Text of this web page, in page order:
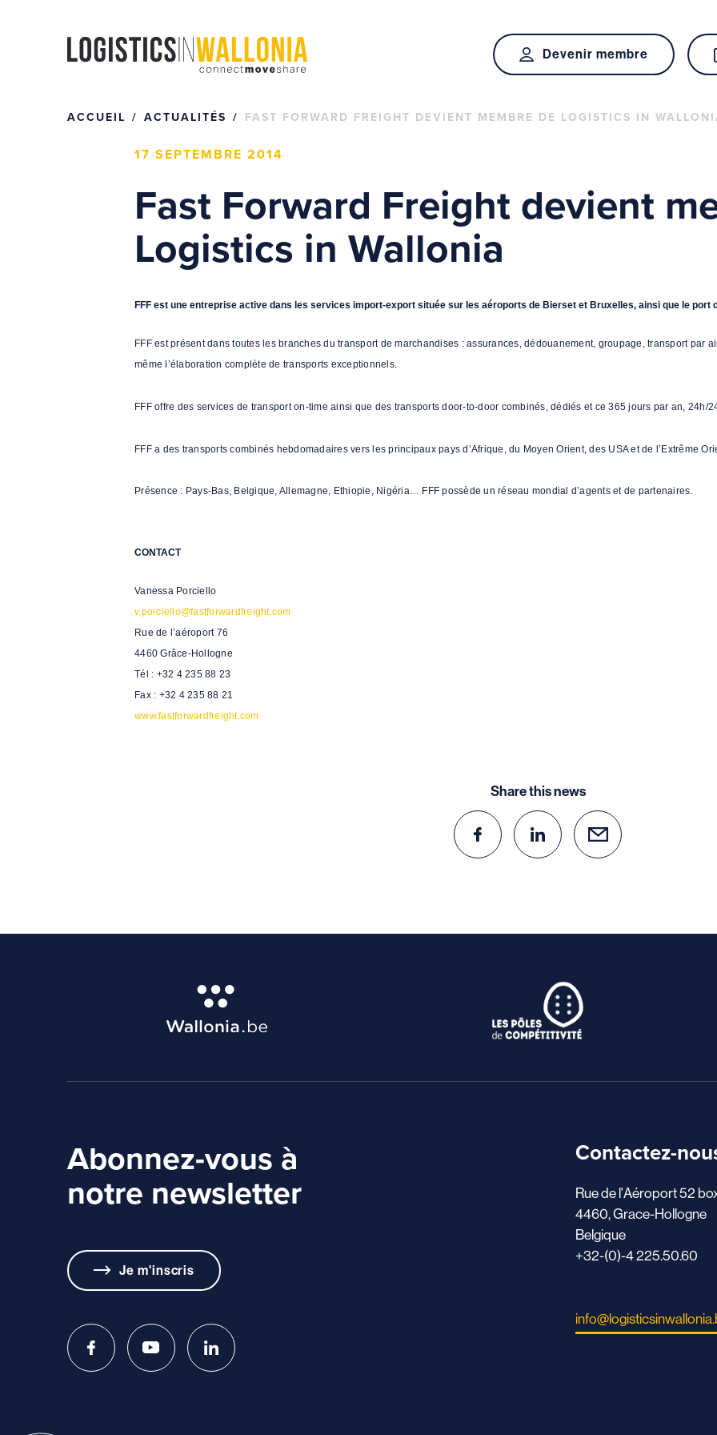
Devenir membre
ACCUEIL ACTUALITÉS FAST FORWARD FREIGHT DEVIENT MEMBRE DE LOGISTICS IN
17 SEPTEMBRE 2014
Fast Forward Freight devient
Logistics in Wallonia
FFF est une entreprise active dans les services import-export située sur les aéroports de Bierset et Bruxelles, ainsi que le port
FFF est présent dans toutes les branches du transport de marchandises : assurances, dédouanement, groupage, transport par
même l’élaboration complète de transports exceptionnels.
FFF offre des services de transport on-time ainsi que des transports door-to-door combinés, dédiés et ce 365 jours par an, 24h/
FFF a des transports combinés hebdomadaires vers les principaux pays d’Afrique, du Moyen Orient, des USA et de l’Extrême
Présence : Pays-Bas, Belgique, Allemagne, Ethiopie, Nigéria… FFF possède un réseau mondial d’agents et de partenaires.
CONTACT
Vanessa Porciello
v.porciello@fastforwardfreight.com
Rue de l’aéroport 76
4460 Grâce-Hollogne
Tél : +32 4 235 88 23
Fax : +32 4 235 88 21
www.fastforwardfreight.com
Share this news
Abonnez-vous à
notre newsletter
Je m'inscris
Contactez-
Rue de l'Aéroport 52
4460, Grace-Hollogne
Belgique
+32-(0)-4 225.50.60